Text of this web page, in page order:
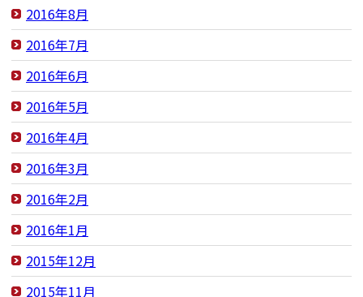
2016年8月
2016年7月
2016年6月
2016年5月
2016年4月
2016年3月
2016年2月
2016年1月
2015年12月
2015年11月